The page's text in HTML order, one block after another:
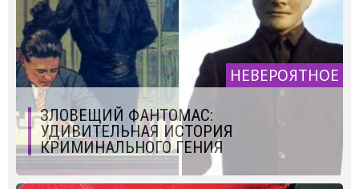
НЕВЕРОЯТНОЕ
ЗЛОВЕЩИЙ ФАНТОМАС:
УДИВИТЕЛЬНАЯ ИСТОРИЯ
КРИМИНАЛЬНОГО ГЕНИЯ